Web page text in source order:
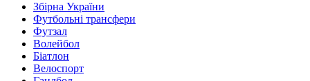
Збірна України
Футбольні трансфери
Футзал
Волейбол
Біатлон
Велоспорт